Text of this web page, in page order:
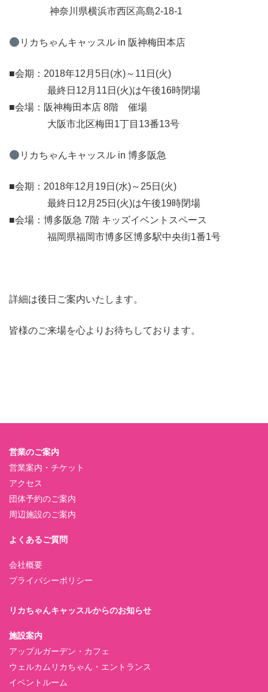
神奈川県横浜市西区高島2-18-1
リカちゃんキャッスル in 阪神梅田本店
■会期：2018年12月5日(水)～11日(火)
最終日12月11日(火)は午後16時閉場
■会場：阪神梅田本店 8階 催場
大阪市北区梅田1丁目13番13号
リカちゃんキャッスル in 博多阪急
■会期：2018年12月19日(水)～25日(火)
最終日12月25日(火)は午後19時閉場
■会場：博多阪急 7階 キッズイベントスペース
福岡県福岡市博多区博多駅中央街1番1号
詳細は後日ご案内いたします。
皆様のご来場を心よりお待ちしております。
営業のご案内
営業案内・チケット
アクセス
団体予約のご案内
周辺施設のご案内
よくあるご質問
会社概要
プライバシーポリシー
リカちゃんキャッスルからのお知らせ
施設案内
アップルガーデン・カフェ
ウェルカムリカちゃん・エントランス
イベントルーム